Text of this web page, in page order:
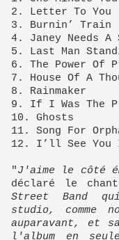
2. Letter To You
3. Burnin’ Train
4. Janey Needs A
5. Last Man
6. The Power Of
7. House Of A
8. Rainmaker
9. If I Was The
10. Ghosts
11. Song For
12. I’ll See You
"J'aime le côté
déclaré le
Street Band
studio, comme
auparavant, et
l'album en